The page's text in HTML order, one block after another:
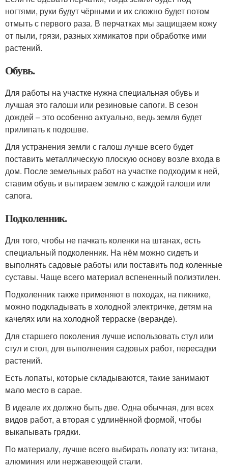
ногтями, руки будут чёрными и их сложно будет потом
отмыть с первого раза. В перчатках мы защищаем кожу
от пыли, грязи, разных химикатов при обработке ими
растений.
Обувь.
Для работы на участке нужна специальная обувь и
лучшая это галоши или резиновые сапоги. В сезон
дождей – это особенно актуально, ведь земля будет
прилипать к подошве.
Для устранения земли с галош лучше всего будет
поставить металлическую плоскую основу возле входа в
дом. После земельных работ на участке подходим к ней,
ставим обувь и вытираем землю с каждой галоши или
сапога.
Подколенник.
Для того, чтобы не пачкать коленки на штанах, есть
специальный подколенник. На нём можно сидеть и
выполнять садовые работы или поставить под коленные
суставы. Чаще всего материал вспененный полиэтилен.
Подколенник также применяют в походах, на пикнике,
можно подкладывать в холодной электричке, детям на
качелях или на холодной терраске (веранде).
Для старшего поколения лучше использовать стул или
стул и стол, для выполнения садовых работ, пересадки
растений.
Есть лопаты, которые складываются, такие занимают
мало место в сарае.
В идеале их должно быть две. Одна обычная, для всех
видов работ, а вторая с удлинённой формой, чтобы
выкапывать грядки.
По материалу, лучше всего выбирать лопату из: титана,
алюминия или нержавеющей стали.